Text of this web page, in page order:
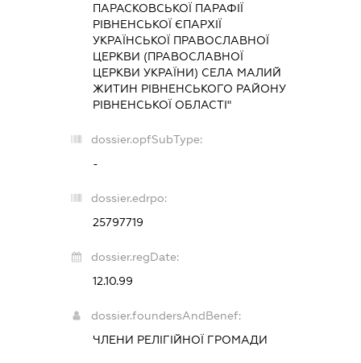
ПАРАСКОВСЬКОЇ ПАРАФІЇ
РІВНЕНСЬКОЇ ЄПАРХІЇ
УКРАЇНСЬКОЇ ПРАВОСЛАВНОЇ
ЦЕРКВИ (ПРАВОСЛАВНОЇ
ЦЕРКВИ УКРАЇНИ) СЕЛА МАЛИЙ
ЖИТИН РІВНЕНСЬКОГО РАЙОНУ
РІВНЕНСЬКОЇ ОБЛАСТІ"
dossier.opfSubType:
-
dossier.edrpo:
25797719
dossier.regDate:
12.10.99
dossier.foundersAndBenef:
ЧЛЕНИ РЕЛІГІЙНОЇ ГРОМАДИ